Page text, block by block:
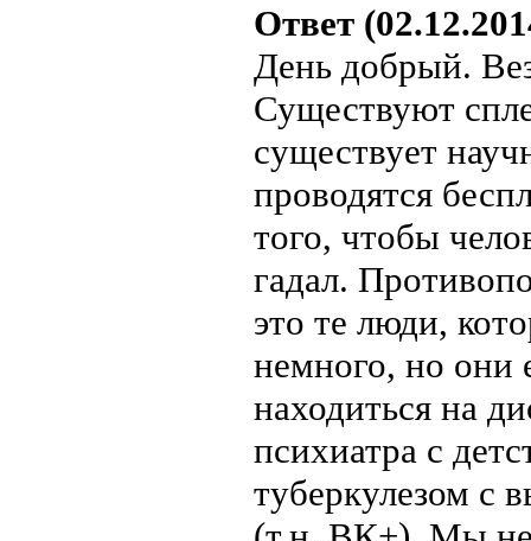
Ответ
День добрый.
Существуют
существует
проводятся
того, чтобы
гадал.
это те люди,
немного, но они
находиться на
психиатра с
туберкулезом с